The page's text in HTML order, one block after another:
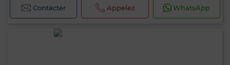
Contacter Appelez WhatsApp